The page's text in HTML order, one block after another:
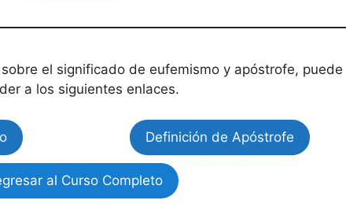
el significado de eufemismo y apóstrofe, puede
a los siguientes enlaces.
Definición de Apóstrofe
al Curso Completo